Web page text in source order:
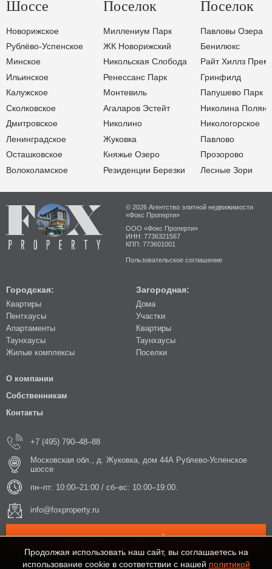
Шоссе
Новорижское
Рублёво-Успенское
Минское
Ильинское
Калужское
Сколковское
Дмитровское
Ленинградское
Осташковское
Волоколамское
Поселок
Миллениум Парк
ЖК Новорижский
Никольская Слобода
Ренессанс Парк
Монтевиль
Агаларов Эстейт
Николино
Жуковка
Княжье Озеро
Резиденции Березки
Поселок
Павловы Озера
Бенилюкс
Райт Хиллз
Гринфилд
Папушево Парк
Николина Поляна
Никологорское
Павлово
Прозорово
Лесные Зори
© 2026 Агентство элитной недвижимости
«Фокс Проперти»
ООО «Фокс Проперти»
ИНН: 7736321567
КПП: 773601001
Пользовательское соглашение
Городская:
Квартиры
Пентхаусы
Апартаменты
Таунхаусы
Жилые комплексы
Загородная:
Дома
Участки
Квартиры
Таунхаусы
Поселки
О компании
Собственникам
Контакты
+7 (495) 790–48–88
Московская обл., д. Жуковка, дом 44А Рублево-Успенское
шоссе
пн–пт: 10:00–21:00 / сб–вс: 10:00–19:00.
info@foxproperty.ru
ЗАКАЗАТЬ ОБРАТНЫЙ ЗВОНОК
Продолжая использовать наш сайт, вы соглашаетесь на
использование cookie в соответствии с нашей политикой